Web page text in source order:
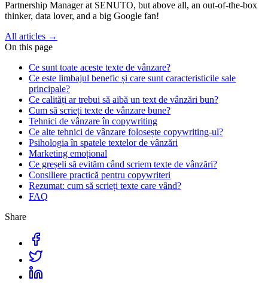
Partnership Manager at SENUTO, but above all, an out-of-the-box
thinker, data lover, and a big Google fan!
All articles →
On this page
Ce sunt toate aceste texte de vânzare?
Ce este limbajul benefic și care sunt caracteristicile sale
principale?
Ce calități ar trebui să aibă un text de vânzări bun?
Cum să scrieți texte de vânzare bune?
Tehnici de vânzare în copywriting
Ce alte tehnici de vânzare folosește copywriting-ul?
Psihologia în spatele textelor de vânzări
Marketing emoțional
Ce greșeli să evităm când scriem texte de vânzări?
Consiliere practică pentru copywriteri
Rezumat: cum să scrieți texte care vând?
FAQ
Share